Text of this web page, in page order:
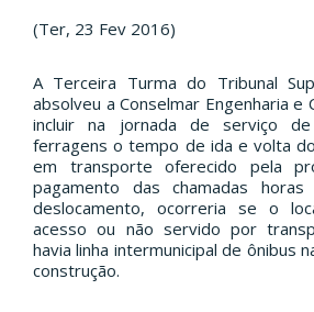
(Ter, 23 Fev 2016)
A Terceira Turma do Tribunal
absolveu a Conselmar Engenharia e
incluir na jornada de serviço
ferragens o tempo de ida e volta
em transporte oferecido pela
pagamento das chamadas horas
deslocamento, ocorreria se o
acesso ou não servido por
havia linha intermunicipal de ônibus
construção.